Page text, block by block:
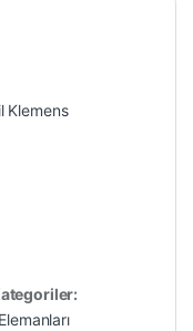
Klemens